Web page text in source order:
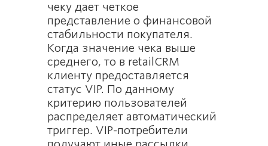
чеку дает четкое
представление о финансовой
стабильности покупателя.
Когда значение чека выше
среднего, то в retailCRM
клиенту предоставляется
статус VIP. По данному
критерию пользователей
распределяет автоматический
триггер. VIP-потребители